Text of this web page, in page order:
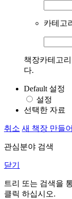
카테고
책장카테고
다.
Default 설정
설정
선택한 자료
취소 새 책장 만들
관심분야 검색
닫기
트리 또는 검색을
클릭 하십시오.